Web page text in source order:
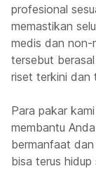
profesional
memastikan
medis dan non-
tersebut
riset terkini dan
Para pakar
membantu
bermanfaat
bisa terus